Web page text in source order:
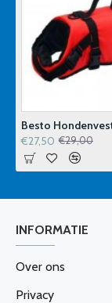
€27,50 €29,00
INFORMATIE
Over ons
Privacy